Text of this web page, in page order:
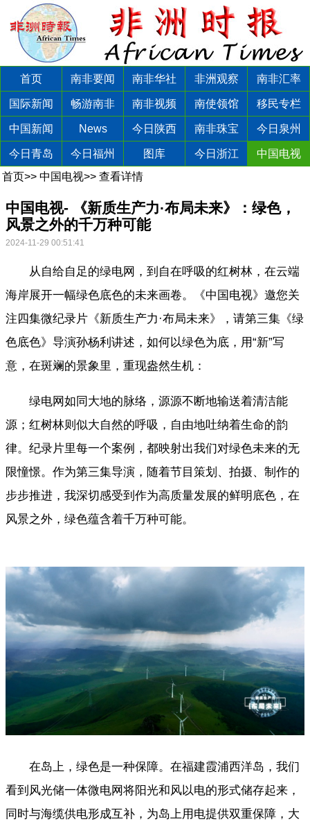
首页 南非要闻 南非华社 非洲观察 南非汇率
国际新闻 畅游南非 南非视频 南使领馆 移民专栏
中国新闻 News 今日陕西 南非珠宝 今日泉州
今日青岛 今日福州 图库 今日浙江
中国电视
首页>> 中国电视>> 查看详情
中国电视- 《新质生产力·布局未来》：绿色，
风景之外的千万种可能
2024-11-29 00:51:41
从自给自足的绿电网，到自在呼吸的红树林，在云端
海岸展开一幅绿色底色的未来画卷。《中国电视》邀您关
注四集微纪录片《新质生产力·布局未来》，请第三集《绿
色底色》导演孙杨利讲述，如何以绿色为底，用“新”写
意，在斑斓的景象里，重现盎然生机：
绿电网如同大地的脉络，源源不断地输送着清洁能
源；红树林则似大自然的呼吸，自由地吐纳着生命的韵
律。纪录片里每一个案例，都映射出我们对绿色未来的无
限憧憬。作为第三集导演，随着节目策划、拍摄、制作的
步步推进，我深切感受到作为高质量发展的鲜明底色，在
风景之外，绿色蕴含着千万种可能。
在岛上，绿色是一种保障。在福建霞浦西洋岛，我们
看到风光储一体微电网将阳光和风以电的形式储存起来，
同时与海缆供电形成互补，为岛上用电提供双重保障，大